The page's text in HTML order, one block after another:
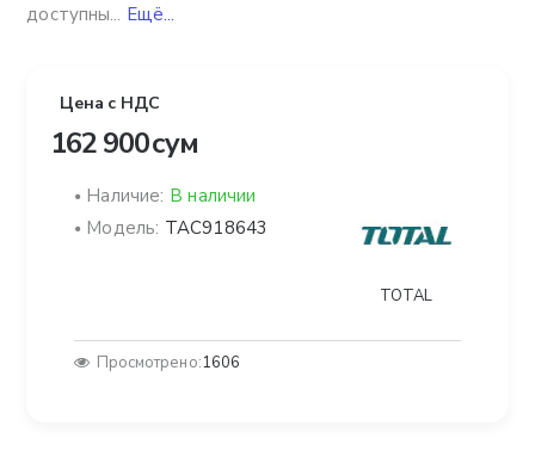
доступны... Ещё...
Цена с НДС
162 900 сум
Наличие: В наличии
Модель: TAC918643
TOTAL
Просмотрено:1606